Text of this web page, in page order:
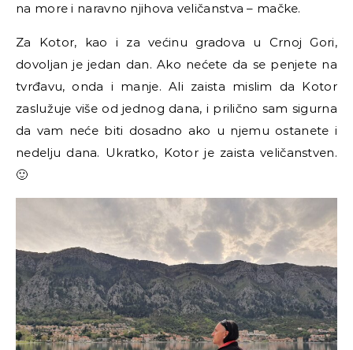
na more i naravno njihova veličanstva – mačke.
Za Kotor, kao i za većinu gradova u Crnoj Gori,
dovoljan je jedan dan. Ako nećete da se penjete na
tvrđavu, onda i manje. Ali zaista mislim da Kotor
zaslužuje više od jednog dana, i prilično sam sigurna
da vam neće biti dosadno ako u njemu ostanete i
nedelju dana. Ukratko, Kotor je zaista veličanstven.
🙂